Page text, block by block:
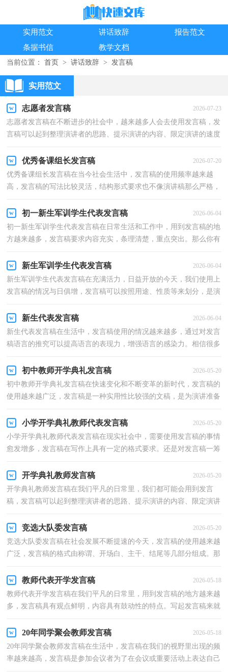
实用范文 讲话致辞
报告范文
条据书信
教学文档
当前位置： 首页 > 讲话致辞 > 发言稿
实用范文
志愿者发言稿 2026-07-23
志愿者发言稿在不断进步的社会中，越来越多人会去使用发言稿，发
言稿可以起到整理演讲者的思路、提示演讲的内容、限定演讲的速度
优秀备课组长发言稿 2026-07-20
优秀备课组长发言稿在当今社会生活中，发言稿的使用频率越来越
高，发言稿的写法比较灵活，结构形式要求也不像演讲稿那么严格，
初一新生军训学生代表发言稿 2026-06-04
初一新生军训学生代表发言稿在日常生活和工作中，用到发言稿的地
方越来越多，发言稿要求内容充实，条理清楚，重点突出。那么你有
新生军训学生代表发言稿 2026-06-04
新生军训学生代表发言稿在充满活力，日益开放的今天，我们使用上
发言稿的情况与日俱增，发言稿可以按照用途、性质等来划分，是演
新生代表发言稿 2026-06-04
新生代表发言稿在生活中，发言稿使用的情况越来越多，通过对发言
稿语言的推究可以提高语言的表现力，增强语言的感染力。相信很多
初中教师开学典礼发言稿 2026-05-20
初中教师开学典礼发言稿在快速变化和不断变革的新时代，发言稿的
使用越来越广泛，发言稿是一种实用性比较强的文稿，是为演讲准备
小学开学典礼教师代表发言稿 2026-05-20
小学开学典礼教师代表发言稿在现实社会中，需要使用发言稿的事情
愈发增多，发言稿在写作上具有一定的格式要求。还是对发言稿一筹
开学典礼教师发言稿 2026-05-20
开学典礼教师发言稿在我们平凡的日常里，我们都可能会用到发言
稿，发言稿可以起到整理演讲者的思路、提示演讲的内容、限定演讲
竞选大队委发言稿 2026-05-20
竞选大队委发言稿在社会发展不断提速的今天，发言稿的使用越来越
广泛，发言稿的格式由称谓、开场白、主干、结尾等几部分组成。那
教师代表开学发言稿 2026-05-18
教师代表开学发言稿在我们平凡的日常里，用到发言稿的地方越来越
多，发言稿具有观点鲜明，内容具有鼓动性的特点。写起发言稿来就
20年同学聚会教师发言稿 2026-05-18
20年同学聚会教师发言稿在生活中，发言稿在我们的视野里出现的频
率越来越高，发言稿是参加会议者为了在会议或重要活动上表达自己